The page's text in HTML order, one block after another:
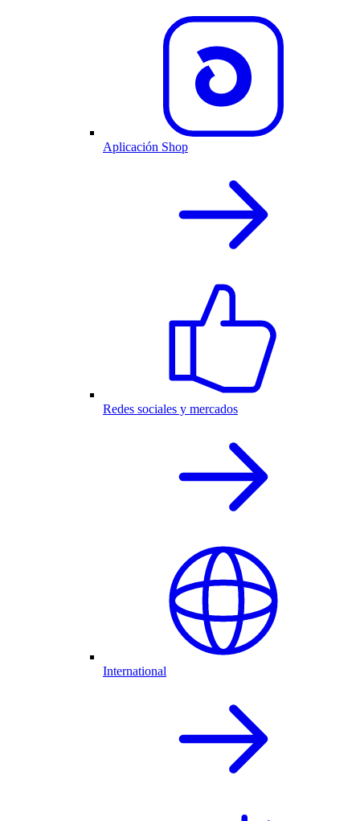
Aplicación Shop
Redes sociales y mercados
International